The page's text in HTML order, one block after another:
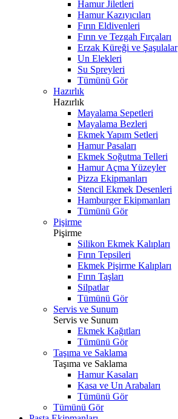
Hamur Jiletleri
Hamur Kazıyıcıları
Fırın Eldivenleri
Fırın ve Tezgah Fırçaları
Erzak Küreği ve Şaşulalar
Un Elekleri
Su Spreyleri
Tümünü Gör
Hazırlık
Hazırlık
Mayalama Sepetleri
Mayalama Bezleri
Ekmek Yapım Setleri
Hamur Pasaları
Ekmek Soğutma Telleri
Hamur Açma Yüzeyler
Pizza Ekipmanları
Stencil Ekmek Desenleri
Hamburger Ekipmanları
Tümünü Gör
Pişirme
Pişirme
Silikon Ekmek Kalıpları
Fırın Tepsileri
Ekmek Pişirme Kalıpları
Fırın Taşları
Silpatlar
Tümünü Gör
Servis ve Sunum
Servis ve Sunum
Ekmek Kağıtları
Tümünü Gör
Taşıma ve Saklama
Taşıma ve Saklama
Hamur Kasaları
Kasa ve Un Arabaları
Tümünü Gör
Tümünü Gör